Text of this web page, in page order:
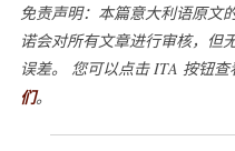
免责声明：本篇意大利语原文
诺会对所有文章进行审核，但
误差。 您可以点击 ITA 按钮查
们。